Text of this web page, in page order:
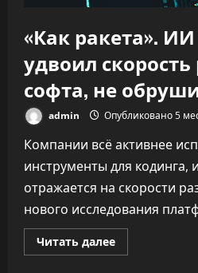
«Как ракета».
удвоил
софта, не
admin Опубликовано 5
Компании всё активнее
инструменты для кодинга,
отражается на скорости
нового исследования
Читать далееПрочитать
больше